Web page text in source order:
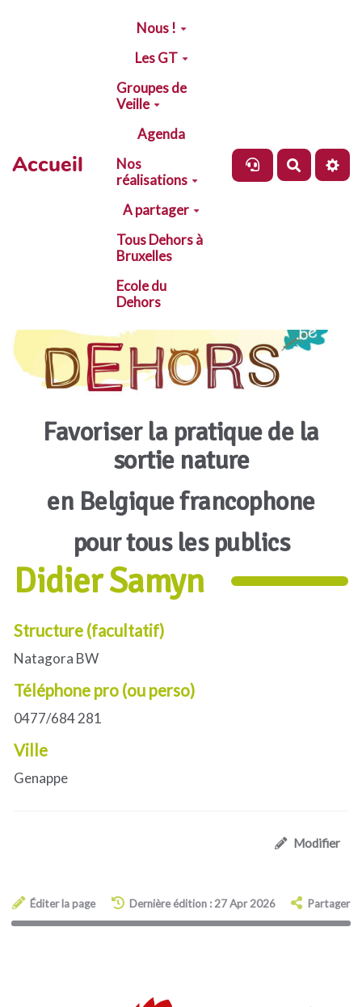
Aller au contenu principal
Accueil
Nous !
Les GT
Groupes de
Veille
Agenda
Nos
réalisations
A partager
Tous Dehors à
Bruxelles
Ecole du
Dehors
Favoriser la pratique de la
sortie nature
en Belgique francophone
pour tous les publics
Didier Samyn
Structure (facultatif)
Natagora BW
Téléphone pro (ou perso)
0477/684 281
Ville
Genappe
Modifier
Éditer la page Dernière édition : 27 Apr 2026 Partager